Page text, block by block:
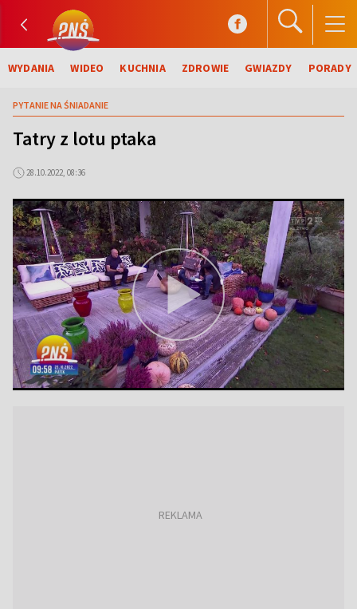
WYDANIA WIDEO KUCHNIA ZDROWIE GWIAZDY PORADY
PYTANIE NA ŚNIADANIE
Tatry z lotu ptaka
28.10.2022, 08:36